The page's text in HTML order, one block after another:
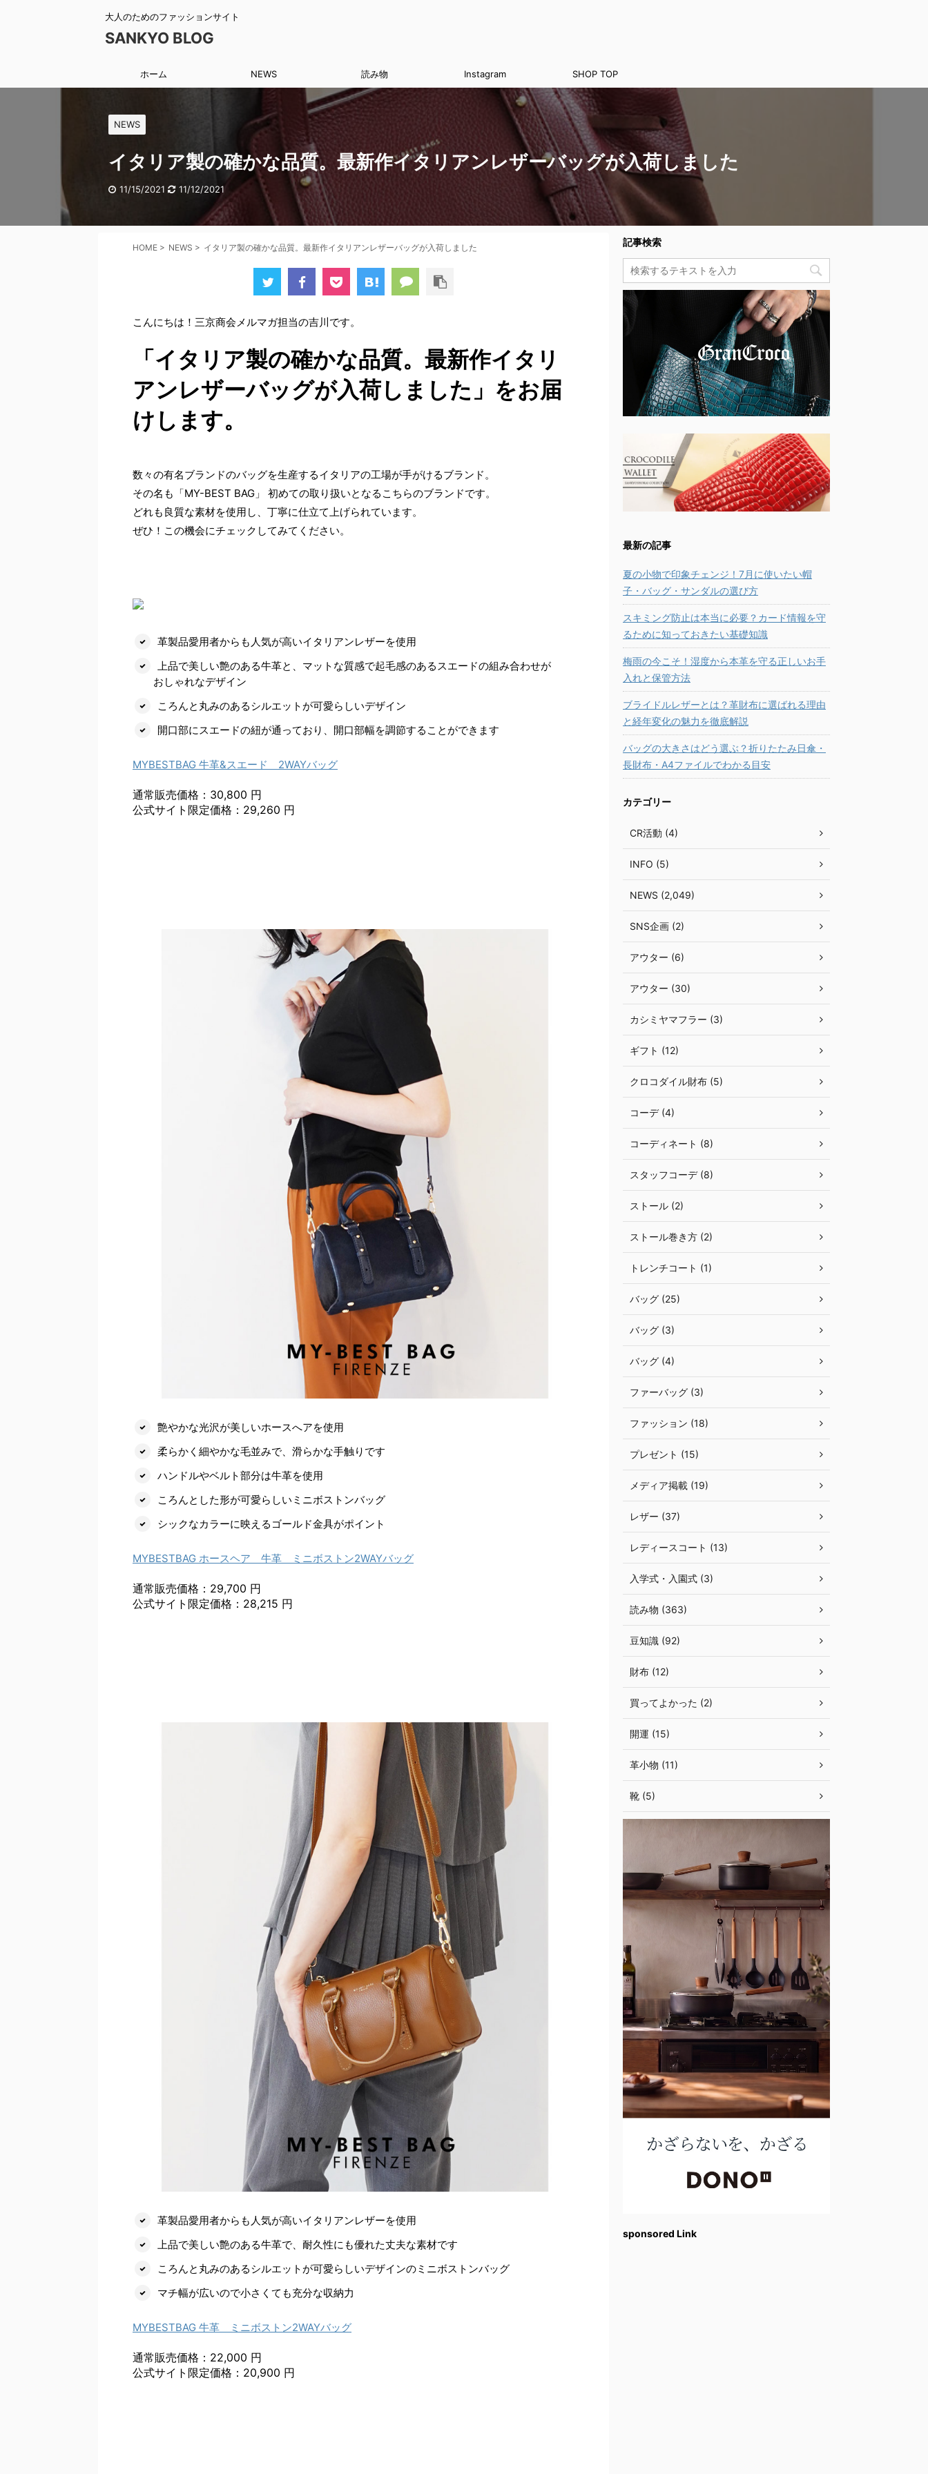
大人のためのファッションサイト
SANKYO BLOG
ホーム NEWS 読み物 Instagram SHOP TOP
NEWS
イタリア製の確かな品質。最新作イタリアンレザーバッグが入荷しました
11/15/2021 11/12/2021
HOME > NEWS > イタリア製の確かな品質。最新作イタリアンレザーバッグが入荷しました
こんにちは！三京商会メルマガ担当の吉川です。
「イタリア製の確かな品質。最新作イタリ
アンレザーバッグが入荷しました」をお届
けします。
数々の有名ブランドのバッグを生産するイタリアの工場が手がけるブランド。
その名も「MY-BEST BAG」 初めての取り扱いとなるこちらのブランドです。
どれも良質な素材を使用し、丁寧に仕立て上げられています。
ぜひ！この機会にチェックしてみてください。
革製品愛用者からも人気が高いイタリアンレザーを使用
上品で美しい艶のある牛革と、マットな質感で起毛感のあるスエードの組み合わせが
おしゃれなデザイン
ころんと丸みのあるシルエットが可愛らしいデザイン
開口部にスエードの紐が通っており、開口部幅を調節することができます
MYBESTBAG 牛革&スエード 2WAYバッグ
通常販売価格：30,800 円
公式サイト限定価格：29,260 円
艶やかな光沢が美しいホースへアを使用
柔らかく細やかな毛並みで、滑らかな手触りです
ハンドルやベルト部分は牛革を使用
ころんとした形が可愛らしいミニボストンバッグ
シックなカラーに映えるゴールド金具がポイント
MYBESTBAG ホースヘア 牛革 ミニボストン2WAYバッグ
通常販売価格：29,700 円
公式サイト限定価格：28,215 円
革製品愛用者からも人気が高いイタリアンレザーを使用
上品で美しい艶のある牛革で、耐久性にも優れた丈夫な素材です
ころんと丸みのあるシルエットが可愛らしいデザインのミニボストンバッグ
マチ幅が広いので小さくても充分な収納力
MYBESTBAG 牛革 ミニボストン2WAYバッグ
通常販売価格：22,000 円
公式サイト限定価格：20,900 円
記事検索
最新の記事
夏の小物で印象チェンジ！7月に使いたい帽
子・バッグ・サンダルの選び方
スキミング防止は本当に必要？カード情報を守
るために知っておきたい基礎知識
梅雨の今こそ！湿度から本革を守る正しいお手
入れと保管方法
ブライドルレザーとは？革財布に選ばれる理由
と経年変化の魅力を徹底解説
バッグの大きさはどう選ぶ？折りたたみ日傘・
長財布・A4ファイルでわかる目安
カテゴリー
CR活動 (4)
INFO (5)
NEWS (2,049)
SNS企画 (2)
アウター (6)
アウター (30)
カシミヤマフラー (3)
ギフト (12)
クロコダイル財布 (5)
コーデ (4)
コーディネート (8)
スタッフコーデ (8)
ストール (2)
ストール巻き方 (2)
トレンチコート (1)
バッグ (25)
バッグ (3)
バッグ (4)
ファーバッグ (3)
ファッション (18)
プレゼント (15)
メディア掲載 (19)
レザー (37)
レディースコート (13)
入学式・入園式 (3)
読み物 (363)
豆知識 (92)
財布 (12)
買ってよかった (2)
開運 (15)
革小物 (11)
靴 (5)
sponsored Link